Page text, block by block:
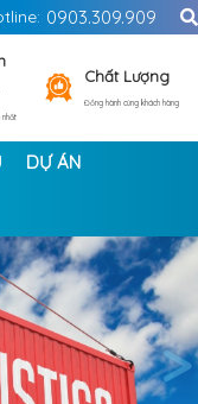
0903.309.909
nhất
Chất Lượng
Đồng hành cùng khách hàng
DỰ ÁN
>